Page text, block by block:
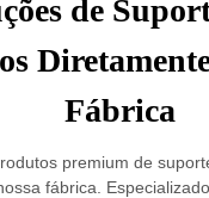
de
Fábrica
premium de
fábrica.